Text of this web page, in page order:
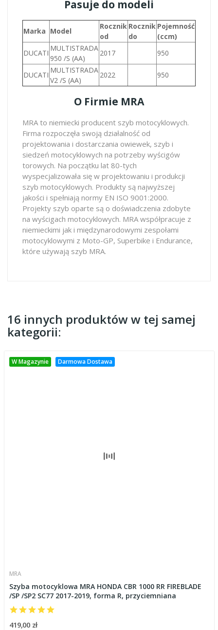
Pasuje do modeli
Marka Model
Rocznik
od
Rocznik
do
Pojemność
(ccm)
DUCATI
MULTISTRADA
950 /S (AA)
2017 950
DUCATI
MULTISTRADA
V2 /S (AA)
2022 950
O Firmie MRA
MRA to niemiecki producent szyb motocyklowych.
Firma rozpoczęła swoją działalność od
projektowania i dostarczania owiewek, szyb i
siedzeń motocyklowych na potrzeby wyścigów
torowych. Na początku lat 80-tych
wyspecjalizowała się w projektowaniu i produkcji
szyb motocyklowych. Produkty są najwyższej
jakości i spełniają normy EN ISO 9001:2000.
Projekty szyb oparte są o doświadczenia zdobyte
na wyścigach motocyklowych. MRA współpracuje z
niemieckimi jak i międzynarodowymi zespołami
motocyklowymi z Moto-GP, Superbike i Endurance,
które używają szyb MRA.
16 innych produktów w tej samej
kategorii:
W Magazynie Darmowa Dostawa
MRA
Szyba motocyklowa MRA HONDA CBR 1000 RR FIREBLADE
/SP /SP2 SC77 2017-2019, forma R, przyciemniana
419,00 zł